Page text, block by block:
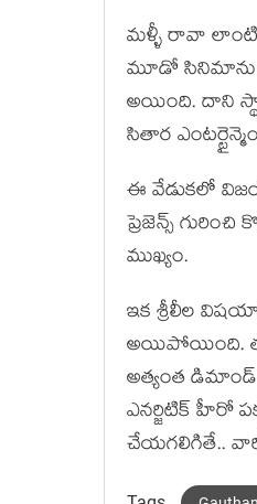
మ‌ళ్ళీ రావా లాంటి
మూడో సినిమాను
అయింది. దాని
సితార
ఈ వేడుక‌లో
ప్రెజెన్స్
ముఖ్యం.
ఇక శ్రీలీల
అయిపోయింది. త‌న
అత్యంత
ఎన‌ర్జిటిక్ హీరో
చేయ‌గ‌లిగితే..